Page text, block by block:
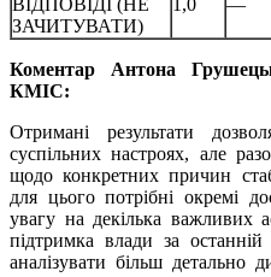
ЗАЧИТУВАТИ)
Коментар Антона
КМІС:
Отримані результати
суспільних настроях, але
щодо конкретних причин
для цього потрібні окремі
увагу на декілька важливих
підтримка влади за
аналізувати більш детально